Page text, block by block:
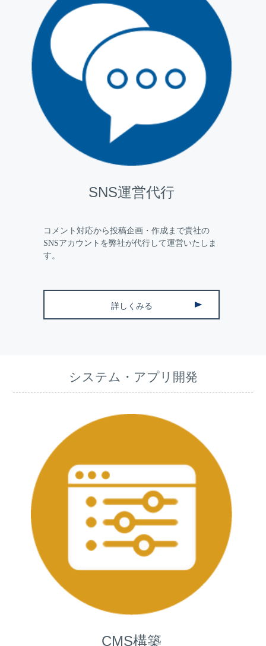
SNS運営代行
コメント対応から投稿企画・作成まで貴社の
SNSアカウントを弊社が代行して運営いたしま
す。
詳しくみる
システム・アプリ開発
CMS構築